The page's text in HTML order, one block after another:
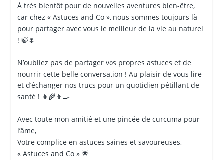
À très bientôt pour de nouvelles aventures bien-être,
car chez « Astuces and Co », nous sommes toujours là
pour partager avec vous le meilleur de la vie au naturel
! 🍃🌷
N’oubliez pas de partager vos propres astuces et de
nourrir cette belle conversation ! Au plaisir de vous lire
et d’échanger nos trucs pour un quotidien pétillant de
santé ! 👩‍🌾👨‍🍳
Avec toute mon amitié et une pincée de curcuma pour
l’âme,
Votre complice en astuces saines et savoureuses,
« Astuces and Co » 🌟